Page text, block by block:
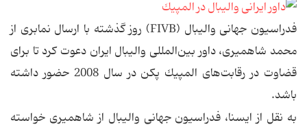
فدراسیون جهانی والیبال (FIVB) روز گذشته با ارسال نمابری از
محمد شاهمیری، داور بین‌المللی والیبال ایران دعوت كرد تا برای
قضاوت در رقابت‌های المپیك پكن در سال 2008 حضور داشته
باشد.
به نقل از ایسنا، فدراسیون جهانی والیبال از شاهمیری خواسته